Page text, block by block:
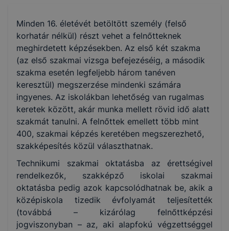
Minden 16. életévét betöltött személy (felső
korhatár nélkül) részt vehet a felnőtteknek
meghirdetett képzésekben. Az első két szakma
(az első szakmai vizsga befejezéséig, a második
szakma esetén legfeljebb három tanéven
keresztül) megszerzése mindenki számára
ingyenes. Az iskolákban lehetőség van rugalmas
keretek között, akár munka mellett rövid idő alatt
szakmát tanulni. A felnőttek emellett több mint
400, szakmai képzés keretében megszerezhető,
szakképesítés közül választhatnak.
Technikumi szakmai oktatásba az érettségivel
rendelkezők, szakképző iskolai szakmai
oktatásba pedig azok kapcsolódhatnak be, akik a
középiskola tizedik évfolyamát teljesítették
(továbbá – kizárólag felnőttképzési
jogviszonyban – az, aki alapfokú végzettséggel